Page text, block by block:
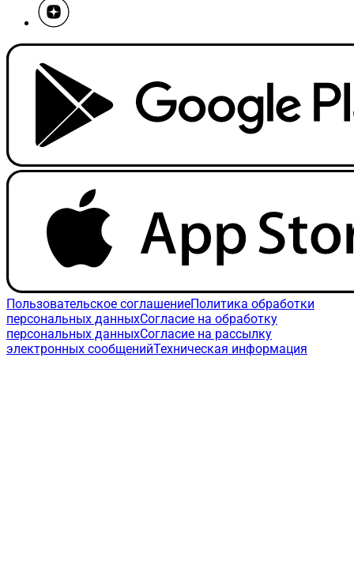
Пользовательское соглашениеПолитика обработки
персональных данныхСогласие на обработку
персональных данныхСогласие на рассылку
электронных сообщенийТехническая информация